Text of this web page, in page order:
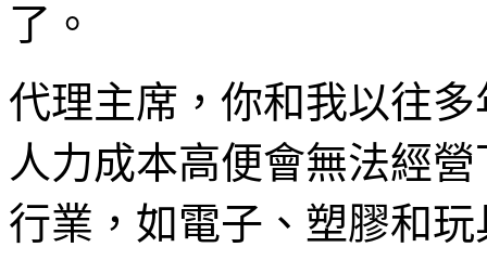
了。
代理主席，你和我以往
人力成本高便會無法經
行業，如電子、塑膠和